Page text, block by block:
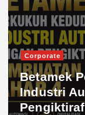
Corporate
Betamek
Industri